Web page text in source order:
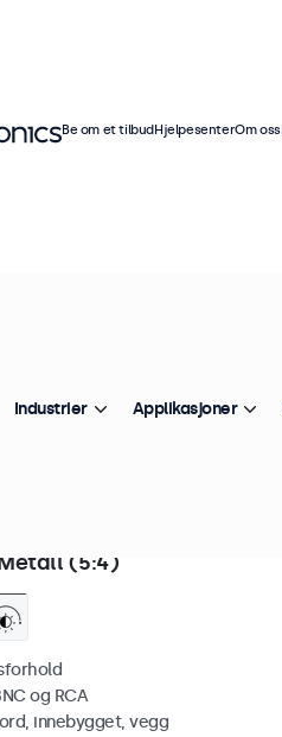
Våre 17 tommers skjermer
dem enkle å sømløst integrere i
(5:4)
og RCA
innebygget, vegg
Be om et tilbudHjelpesenterOm oss
Industrier Applikasjoner